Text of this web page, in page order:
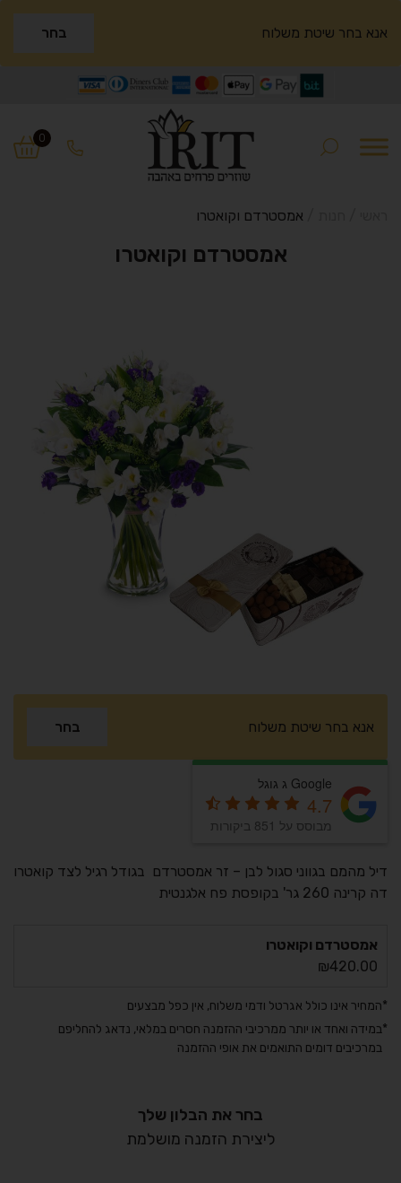
אנא בחר שיטת משלוח בחר
navigation
content
0
אמסטרדם וקואטרו
אמסטרדם וקואטרו
אנא בחר שיטת משלוח בחר
Google ג גוגל
4.7
מבוסס על 851 ביקורות
דיל מהמם בגווני סגול לבן – זר אמסטרדם בגודל רגיל לצד קואטרו
דה קרינה 260 גר' בקופסת פח אלגנטית
אמסטרדם וקואטרו
₪420.00
*המחיר אינו כולל אגרטל ודמי משלוח, אין כפל מבצעים
*במידה ואחד או יותר ממרכיבי ההזמנה חסרים במלאי, נדאג להחליפם
במרכיבים דומים התואמים את אופי ההזמנה
בחר את הבלון שלך
ליצירת הזמנה מושלמת